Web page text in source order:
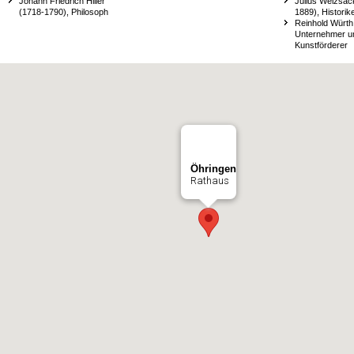
(1718-1790), Philosoph
1889),
Reinhold Würth
Unternehmer
Kunstförderer
Öhringen
Rathaus